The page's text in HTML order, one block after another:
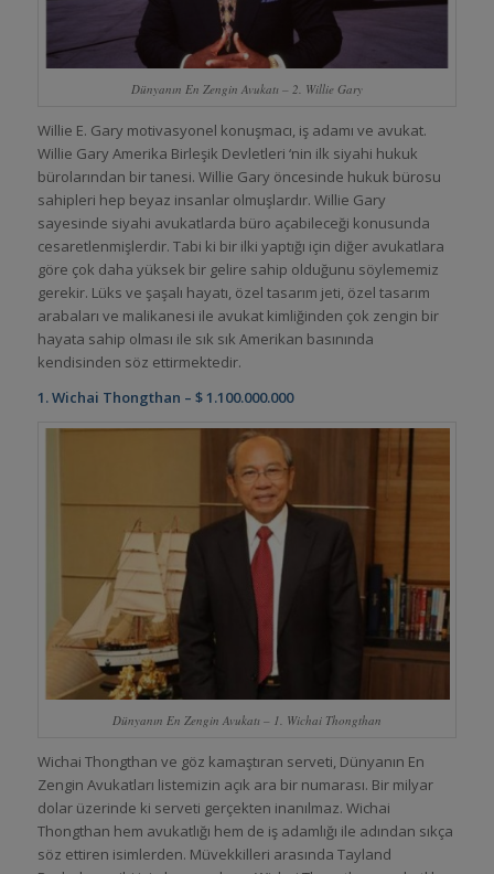
Dünyanın En Zengin Avukatı – 2. Willie Gary
Willie E. Gary motivasyonel konuşmacı, iş adamı ve avukat.
Willie Gary Amerika Birleşik Devletleri ‘nin ilk siyahi hukuk
bürolarından bir tanesi. Willie Gary öncesinde hukuk bürosu
sahipleri hep beyaz insanlar olmuşlardır. Willie Gary
sayesinde siyahi avukatlarda büro açabileceği konusunda
cesaretlenmişlerdir. Tabi ki bir ilki yaptığı için diğer avukatlara
göre çok daha yüksek bir gelire sahip olduğunu söylememiz
gerekir. Lüks ve şaşalı hayatı, özel tasarım jeti, özel tasarım
arabaları ve malikanesi ile avukat kimliğinden çok zengin bir
hayata sahip olması ile sık sık Amerikan basınında
kendisinden söz ettirmektedir.
1. Wichai Thongthan – $ 1.100.000.000
Dünyanın En Zengin Avukatı – 1. Wichai Thongthan
Wichai Thongthan ve göz kamaştıran serveti, Dünyanın En
Zengin Avukatları listemizin açık ara bir numarası. Bir milyar
dolar üzerinde ki serveti gerçekten inanılmaz. Wichai
Thongthan hem avukatlığı hem de iş adamlığı ile adından sıkça
söz ettiren isimlerden. Müvekkilleri arasında Tayland